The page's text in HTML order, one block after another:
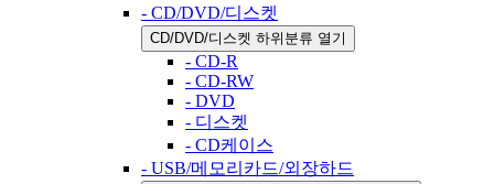
- CD/DVD/디스켓
CD/DVD/디스켓 하위분류 열기
- CD-R
- CD-RW
- DVD
- 디스켓
- CD케이스
- USB/메모리카드/외장하드